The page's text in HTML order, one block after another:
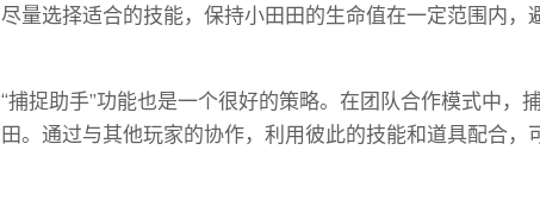
量选择适合的技能，保持小田田的生命值在一定范围内，
捕捉助手”功能也是一个很好的策略。在团队合作模式中，
。通过与其他玩家的协作，利用彼此的技能和道具配合，